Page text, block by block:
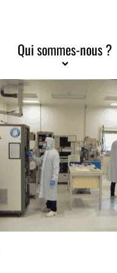
Qui sommes-nous ?